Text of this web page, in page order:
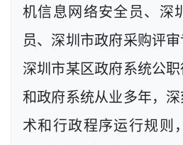
机信息网络安全员、深
员、深圳市政府采购评审
深圳市某区政府系统公
和政府系统从业多年，
术和行政程序运行规则